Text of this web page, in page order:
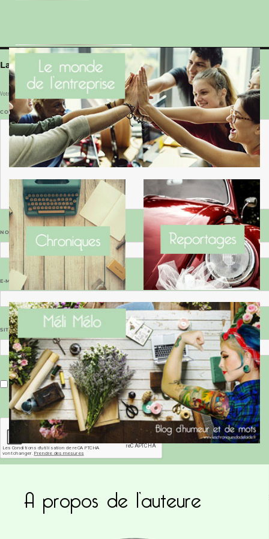
Laisser un commentaire
Votre adresse e-mail ne sera pas publiée. Les champs obligatoires sont indiqués avec*
COMMENTAIRE
NOM
E-MAIL *
SITE WEB
Enregistrer mon nom, mon e-mail et mon site dans le navigateur pour mon prochain commentaire.
Ce site utilise Akismet pour réduire les
commentaires sont traitées
A propos de l’auteure